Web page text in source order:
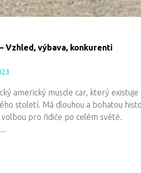
Vzhled, výbava, konkurenti
americký muscle car, který existuje
století. Má dlouhou a bohatou
pro řidiče po celém světě.